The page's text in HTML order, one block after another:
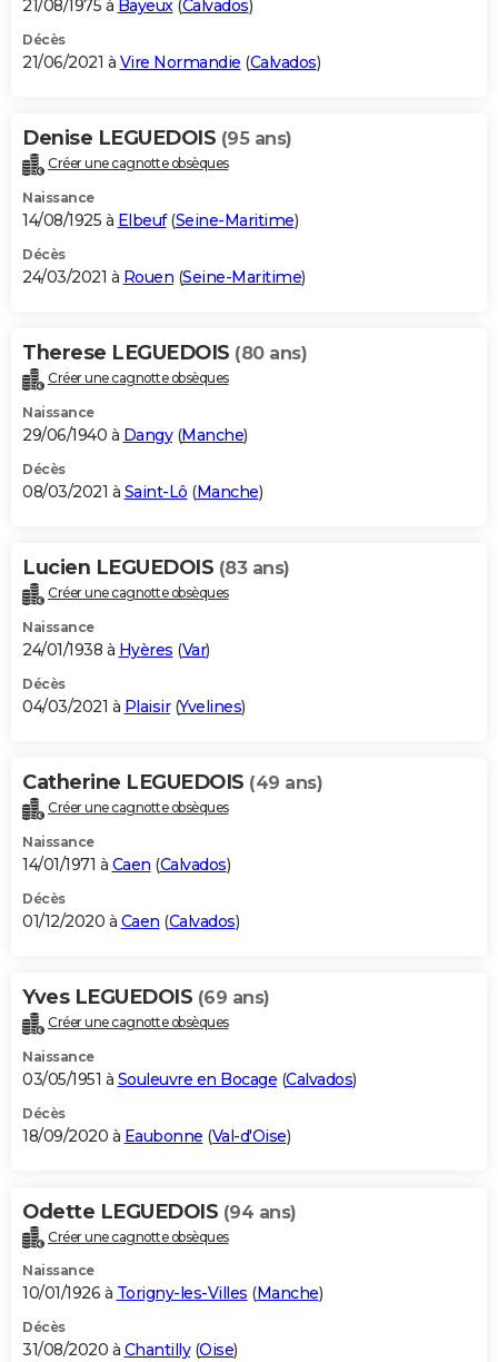
21/08/1975 à Bayeux(Calvados)
Décès
21/06/2021 à Vire Normandie (Calvados)
Denise LEGUEDOIS (95 ans)
Créer une cagnotte obsèques
Naissance
14/08/1925 à Elbeuf(Seine-Maritime)
Décès
24/03/2021 à Rouen (Seine-Maritime)
Therese LEGUEDOIS (80 ans)
Créer une cagnotte obsèques
Naissance
29/06/1940 à Dangy(Manche)
Décès
08/03/2021 à Saint-Lô (Manche)
Lucien LEGUEDOIS (83 ans)
Créer une cagnotte obsèques
Naissance
24/01/1938 à Hyères (Var)
Décès
04/03/2021 à Plaisir(Yvelines)
Catherine LEGUEDOIS (49 ans)
Créer une cagnotte obsèques
Naissance
14/01/1971 à Caen (Calvados)
Décès
01/12/2020 à Caen (Calvados)
Yves LEGUEDOIS (69 ans)
Créer une cagnotte obsèques
Naissance
03/05/1951 à Souleuvre en Bocage (Calvados)
Décès
18/09/2020 à Eaubonne (Val-d'Oise)
Odette LEGUEDOIS (94 ans)
Créer une cagnotte obsèques
Naissance
10/01/1926 à Torigny-les-Villes (Manche)
Décès
31/08/2020 à Chantilly(Oise)